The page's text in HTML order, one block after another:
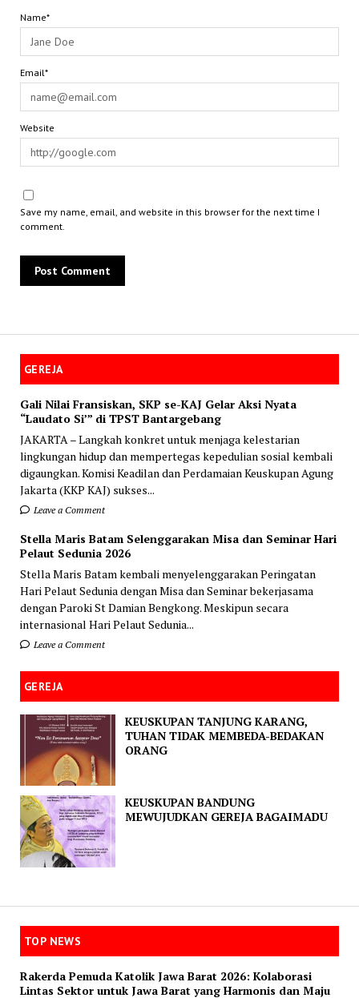
GEREJA
Gali Nilai Fransiskan, SKP se-KAJ Gelar Aksi Nyata
“Laudato Si’” di TPST Bantargebang
JAKARTA – Langkah konkret untuk menjaga kelestarian
lingkungan hidup dan mempertegas kepedulian sosial kembali
digaungkan. Komisi Keadilan dan Perdamaian Keuskupan Agung
Jakarta (KKP KAJ) sukses...
Leave a Comment
Stella Maris Batam Selenggarakan Misa dan Seminar Hari
Pelaut Sedunia 2026
Stella Maris Batam kembali menyelenggarakan Peringatan
Hari Pelaut Sedunia dengan Misa dan Seminar bekerjasama
dengan Paroki St Damian Bengkong. Meskipun secara
internasional Hari Pelaut Sedunia...
Leave a Comment
GEREJA
KEUSKUPAN TANJUNG KARANG,
TUHAN TIDAK MEMBEDA-BEDAKAN
ORANG
KEUSKUPAN BANDUNG
MEWUJUDKAN GEREJA BAGAIMADU
Name*
Email*
Website
Save my name, email, and website in this browser for the next time I
comment.
TOP NEWS
Rakerda Pemuda Katolik Jawa Barat 2026: Kolaborasi
Lintas Sektor untuk Jawa Barat yang Harmonis dan Maju